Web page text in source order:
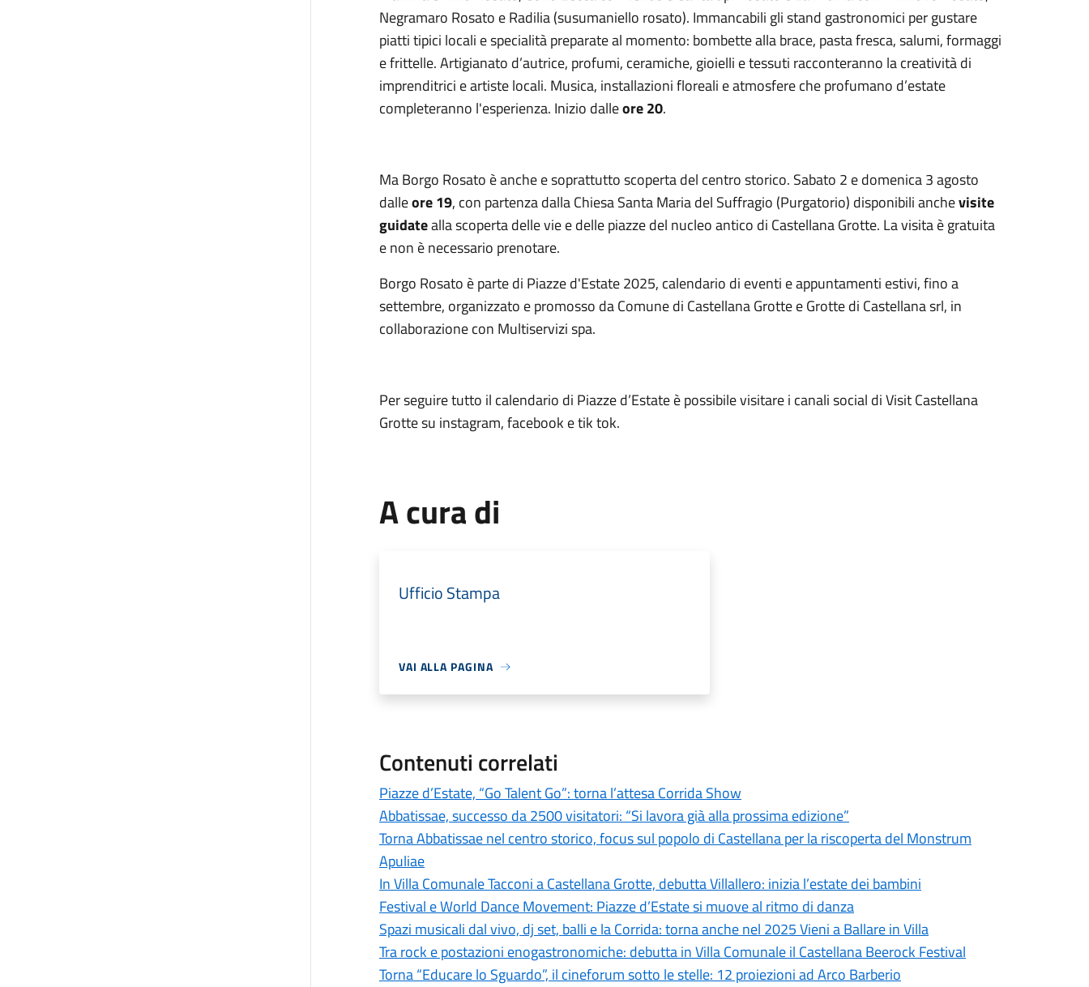
Negramaro Rosato e Radilia (susumaniello rosato). Immancabili gli stand gastronomici per gustare
piatti tipici locali e specialità preparate al momento: bombette alla brace, pasta fresca, salumi, formaggi
e frittelle. Artigianato d’autrice, profumi, ceramiche, gioielli e tessuti racconteranno la creatività di
imprenditrici e artiste locali. Musica, installazioni floreali e atmosfere che profumano d’estate
completeranno l'esperienza. Inizio dalleore 20.
Ma Borgo Rosato è anche e soprattutto scoperta del centro storico. Sabato 2 e domenica 3 agosto
dalleore 19, con partenza dalla Chiesa Santa Maria del Suffragio (Purgatorio) disponibili anchevisite
guidatealla scoperta delle vie e delle piazze del nucleo antico di Castellana Grotte. La visita è gratuita
e non è necessario prenotare.
Borgo Rosato è parte di Piazze d'Estate 2025, calendario di eventi e appuntamenti estivi, fino a
settembre, organizzato e promosso da Comune di Castellana Grotte e Grotte di Castellana srl, in
collaborazione con Multiservizi spa.
Per seguire tutto il calendario di Piazze d’Estate è possibile visitare i canali social di Visit Castellana
Grotte su instagram, facebook e tik tok.
A cura di
Ufficio Stampa
VAI ALLA PAGINA
Contenuti correlati
Piazze d’Estate, “Go Talent Go”: torna l’attesa Corrida Show
Abbatissae, successo da 2500 visitatori: “Si lavora già alla prossima edizione”
Torna Abbatissae nel centro storico, focus sul popolo di Castellana per la riscoperta del Monstrum
Apuliae
In Villa Comunale Tacconi a Castellana Grotte, debutta Villallero: inizia l’estate dei bambini
Festival e World Dance Movement: Piazze d’Estate si muove al ritmo di danza
Spazi musicali dal vivo, dj set, balli e la Corrida: torna anche nel 2025 Vieni a Ballare in Villa
Tra rock e postazioni enogastronomiche: debutta in Villa Comunale il Castellana Beerock Festival
Torna “Educare lo Sguardo”, il cineforum sotto le stelle: 12 proiezioni ad Arco Barberio